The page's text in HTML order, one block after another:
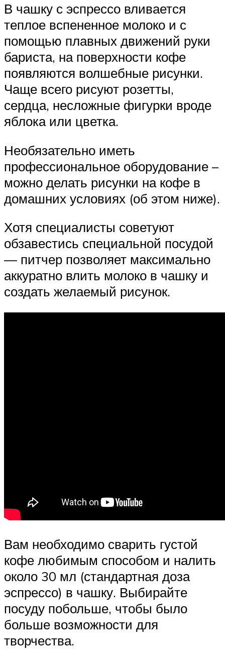
В чашку с эспрессо вливается
теплое вспененное молоко и с
помощью плавных движений руки
бариста, на поверхности кофе
появляются волшебные рисунки.
Чаще всего рисуют розетты,
сердца, несложные фигурки вроде
яблока или цветка.
Необязательно иметь
профессиональное оборудование –
можно делать рисунки на кофе в
домашних условиях (об этом ниже).
Хотя специалисты советуют
обзавестись специальной посудой
— питчер позволяет максимально
аккуратно влить молоко в чашку и
создать желаемый рисунок.
Вам необходимо сварить густой
кофе любимым способом и налить
около 30 мл (стандартная доза
эспрессо) в чашку. Выбирайте
посуду побольше, чтобы было
больше возможности для
творчества.